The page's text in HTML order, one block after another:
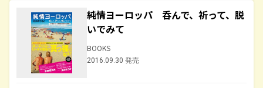
純情ヨーロッパ 呑んで、祈って、脱
いでみて
BOOKS
2016.09.30 発売